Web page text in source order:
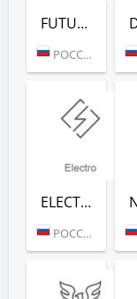
FUTURE HOUSE (РАДИО РЕКОРД)
РОССИЯ (МОСКВА)
ELECTRO (РАДИО РЕКОРД)
РОССИЯ (МОСКВА)